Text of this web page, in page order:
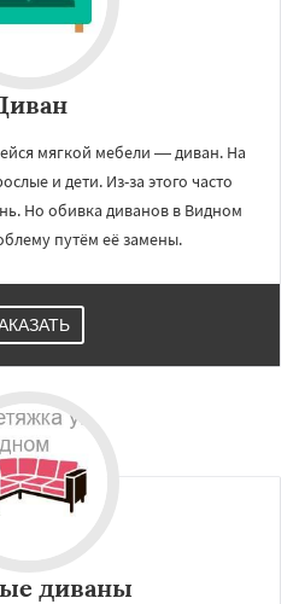
мягкой мебели — диван. На
и дети. Из-за этого часто
Но обивка диванов в Видном
путём её замены.
диваны